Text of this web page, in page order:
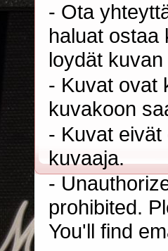
- Ota
haluat ostaa
loydät
- Kuvat ovat
kuvakoon
- Kuvat
kuvaaja.
-
prohibited.
You'll find